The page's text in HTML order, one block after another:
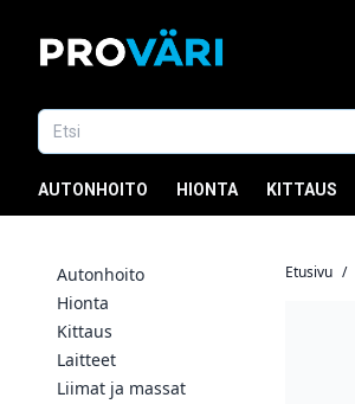
AUTONHOITO HIONTA KITTAUS
Autonhoito
Hionta
Kittaus
Laitteet
Liimat ja massat
Etusivu /